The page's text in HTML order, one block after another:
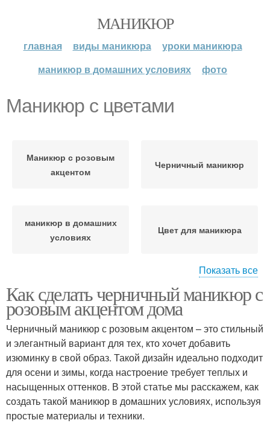
МАНИКЮР
главная виды маникюра
уроки маникюра
маникюр в домашних условиях
фото
Маникюр с цветами
Маникюр с розовым
акцентом
Черничный маникюр
маникюр в домашних
условиях
Цвет для маникюра
Розовый маникюр
Маникюр с цветочным
дизайном
Нежно-розовый
маникюр
Маникюр с блестками
Показать все
Как сделать черничный маникюр с
розовым акцентом дома
Черничный маникюр с розовым акцентом – это стильный
и элегантный вариант для тех, кто хочет добавить
изюминку в свой образ. Такой дизайн идеально подходит
для осени и зимы, когда настроение требует теплых и
насыщенных оттенков. В этой статье мы расскажем, как
создать такой маникюр в домашних условиях, используя
простые материалы и техники.